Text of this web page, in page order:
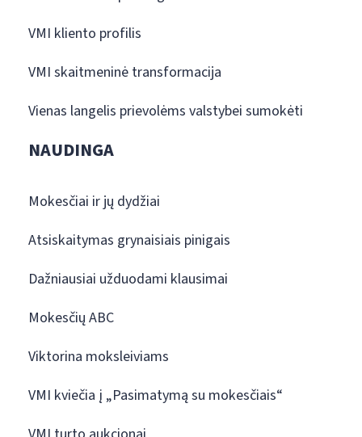
VMI kliento profilis
VMI skaitmeninė transformacija
Vienas langelis prievolėms valstybei sumokėti
NAUDINGA
Mokesčiai ir jų dydžiai
Atsiskaitymas grynaisiais pinigais
Dažniausiai užduodami klausimai
Mokesčių ABC
Viktorina moksleiviams
VMI kviečia į „Pasimatymą su mokesčiais“